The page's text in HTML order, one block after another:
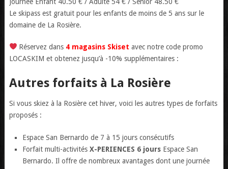
Le skipass est gratuit pour les enfants de moins de 5 ans sur le
domaine de La Rosière.
Réservez dans 4 magasins Skiset avec notre code promo
LOCASKIM et obtenez jusqu’à -10% supplémentaires :
Autres forfaits à La Rosière
Si vous skiez à la Rosière cet hiver, voici les autres types de forfaits
proposés :
Espace San Bernardo de 7 à 15 jours consécutifs
Forfait multi-activitésX-PERIENCES 6 jours Espace San
Bernardo. Il offre de nombreux avantages dont une journée